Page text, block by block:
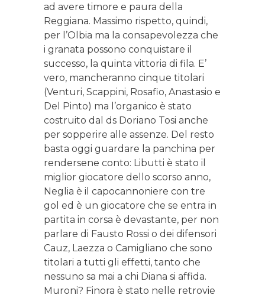
ad avere timore e paura della
Reggiana. Massimo rispetto, quindi,
per l’Olbia ma la consapevolezza che
i granata possono conquistare il
successo, la quinta vittoria di fila. E’
vero, mancheranno cinque titolari
(Venturi, Scappini, Rosafio, Anastasio e
Del Pinto) ma l’organico è stato
costruito dal ds Doriano Tosi anche
per sopperire alle assenze. Del resto
basta oggi guardare la panchina per
rendersene conto: Libutti è stato il
miglior giocatore dello scorso anno,
Neglia è il capocannoniere con tre
gol ed è un giocatore che se entra in
partita in corsa è devastante, per non
parlare di Fausto Rossi o dei difensori
Cauz, Laezza o Camigliano che sono
titolari a tutti gli effetti, tanto che
nessuno sa mai a chi Diana si affida.
Muroni? Finora è stato nelle retrovie